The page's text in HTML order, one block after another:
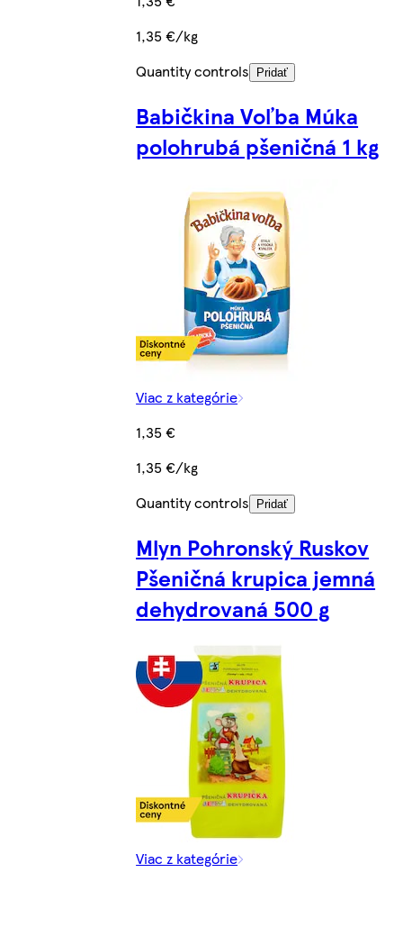
1,35 €/kg
Quantity controls
Pridať
Babičkina Voľba Múka
polohrubá pšeničná 1 kg
Viac z kategórie
1,35 €
1,35 €/kg
Quantity controls Pridať
Mlyn Pohronský Ruskov
Pšeničná krupica jemná
dehydrovaná 500 g
Viac z kategórie